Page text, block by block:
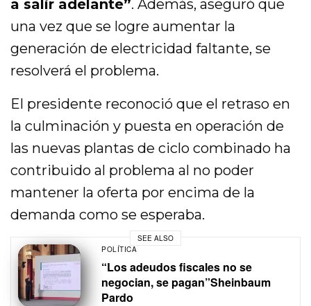
a salir adelante”. Además, aseguró que
una vez que se logre aumentar la
generación de electricidad faltante, se
resolverá el problema.
El presidente reconoció que el retraso en
la culminación y puesta en operación de
las nuevas plantas de ciclo combinado ha
contribuido al problema al no poder
mantener la oferta por encima de la
demanda como se esperaba.
SEE ALSO
POLÍTICA
“Los adeudos fiscales no se
negocian, se pagan”Sheinbaum
Pardo